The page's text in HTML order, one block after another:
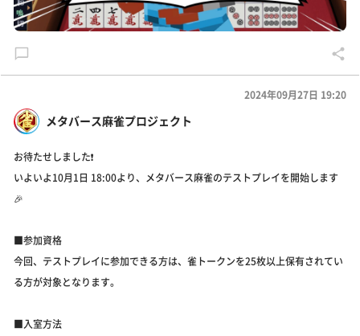
メタバース麻雀プロジェクト
2024年09月27日 19:20
お待たせしました❗️
いよいよ10月1日 18:00より、メタバース麻雀のテストプレイを開始します
🎉
■参加資格
今回、テストプレイに参加できる方は、雀トークンを25枚以上保有されてい
る方が対象となります。
■入室方法